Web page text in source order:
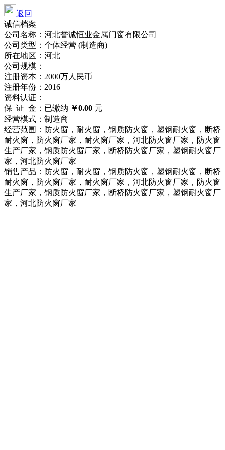
返回
诚信档案
公司名称：河北誉诚恒业金属门窗有限公司
公司类型：个体经营 (制造商)
所在地区：河北
公司规模：
注册资本：2000万人民币
注册年份：2016
资料认证：
保 证 金：已缴纳 ￥0.00 元
经营模式：制造商
经营范围：防火窗，耐火窗，钢质防火窗，塑钢耐火窗，断桥
耐火窗，防火窗厂家，耐火窗厂家，河北防火窗厂家，防火窗
生产厂家，钢质防火窗厂家，断桥防火窗厂家，塑钢耐火窗厂
家，河北防火窗厂家
销售产品：防火窗，耐火窗，钢质防火窗，塑钢耐火窗，断桥
耐火窗，防火窗厂家，耐火窗厂家，河北防火窗厂家，防火窗
生产厂家，钢质防火窗厂家，断桥防火窗厂家，塑钢耐火窗厂
家，河北防火窗厂家